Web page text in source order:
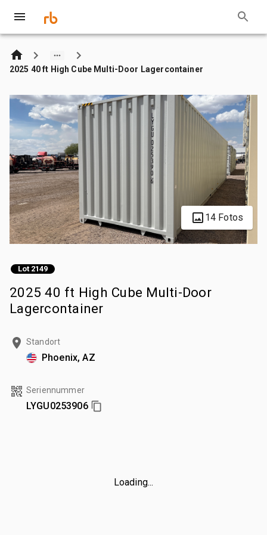
2025 40 ft High Cube Multi-Door Lagercontainer
14 Fotos
Lot 2149
2025 40 ft High Cube Multi-Door
Lagercontainer
Standort
Phoenix, AZ
Seriennummer
LYGU0253906
Loading...